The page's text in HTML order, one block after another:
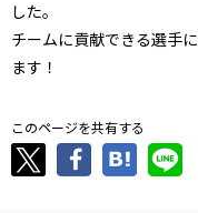
した。
チームに貢献できる選手
ます！
このページを共有する